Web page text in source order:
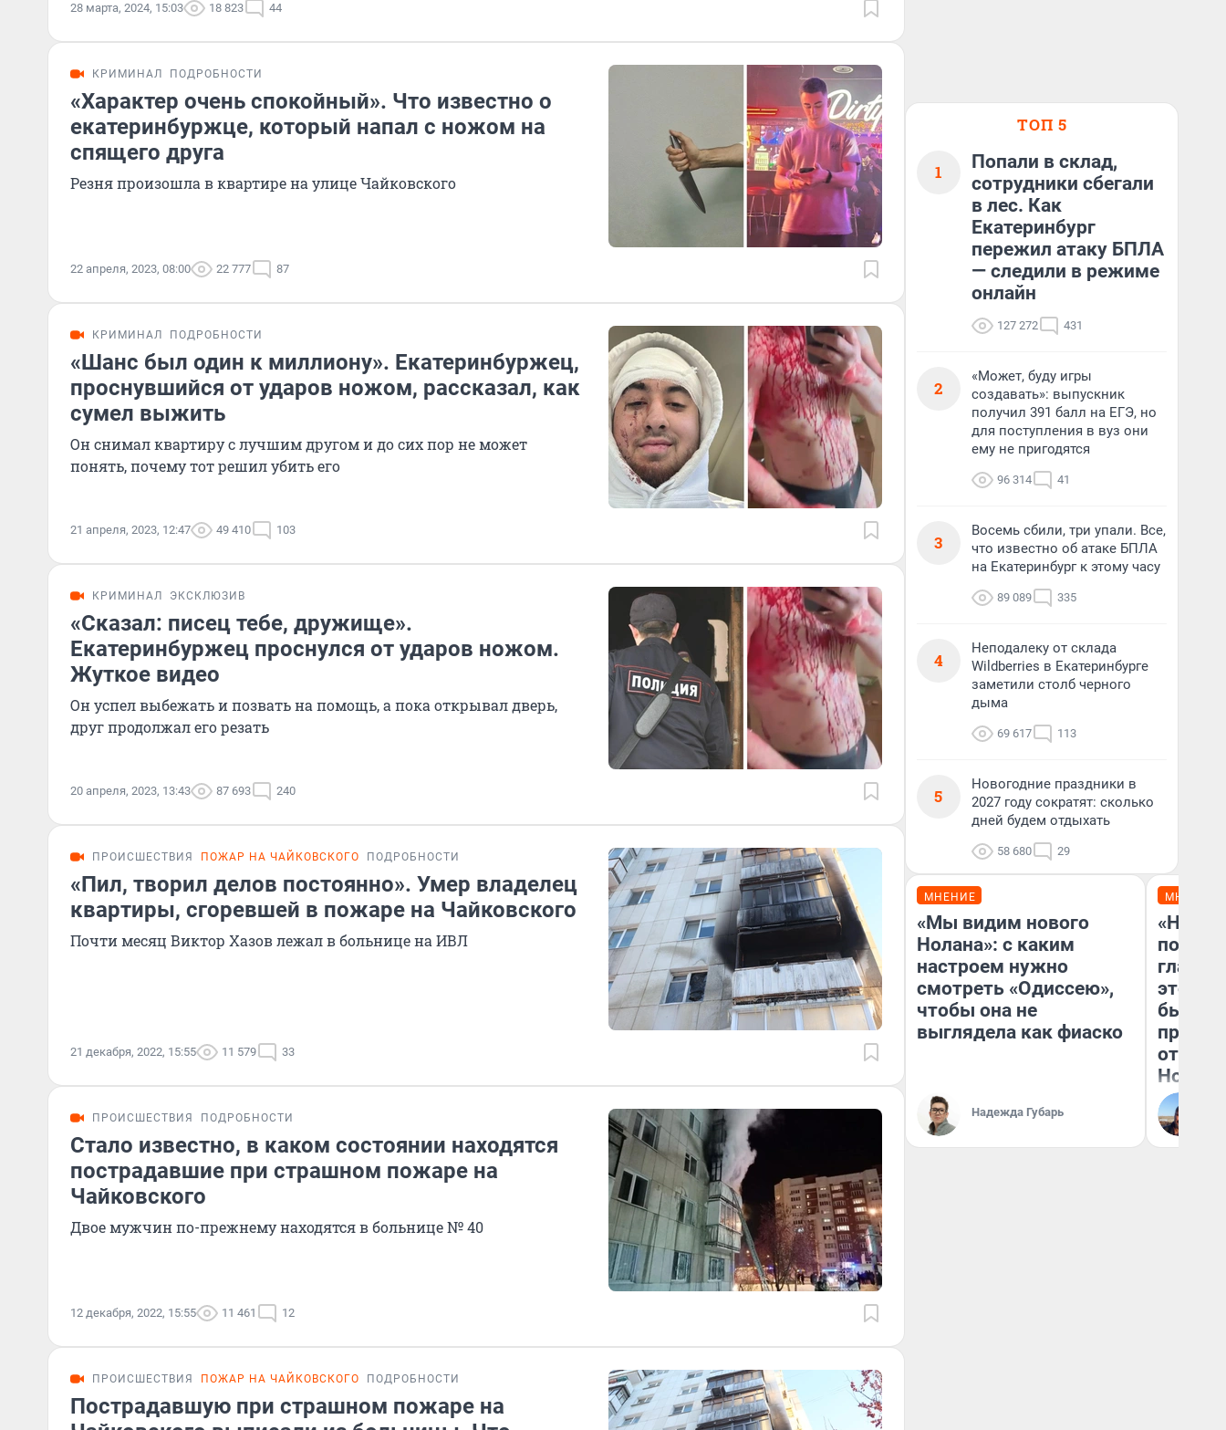
28 марта, 2024, 15:03 18 823 44
КРИМИНАЛ ПОДРОБНОСТИ
«Характер очень спокойный». Что известно о
екатеринбуржце, который напал с ножом на
спящего друга
Резня произошла в квартире на улице Чайковского
22 апреля, 2023, 08:00 22 777 87
КРИМИНАЛ ПОДРОБНОСТИ
«Шанс был один к миллиону». Екатеринбуржец,
проснувшийся от ударов ножом, рассказал, как
сумел выжить
Он снимал квартиру с лучшим другом и до сих пор не может
понять, почему тот решил убить его
21 апреля, 2023, 12:47 49 410 103
КРИМИНАЛ ЭКСКЛЮЗИВ
«Сказал: писец тебе, дружище».
Екатеринбуржец проснулся от ударов ножом.
Жуткое видео
Он успел выбежать и позвать на помощь, а пока открывал дверь,
друг продолжал его резать
20 апреля, 2023, 13:43 87 693 240
ПРОИСШЕСТВИЯ ПОЖАР НА ЧАЙКОВСКОГО ПОДРОБНОСТИ
«Пил, творил делов постоянно». Умер владелец
квартиры, сгоревшей в пожаре на Чайковского
Почти месяц Виктор Хазов лежал в больнице на ИВЛ
21 декабря, 2022, 15:55 11 579 33
ПРОИСШЕСТВИЯ ПОДРОБНОСТИ
Стало известно, в каком состоянии находятся
пострадавшие при страшном пожаре на
Чайковского
Двое мужчин по-прежнему находятся в больнице № 40
12 декабря, 2022, 15:55 11 461 12
ПРОИСШЕСТВИЯ ПОЖАР НА ЧАЙКОВСКОГО ПОДРОБНОСТИ
Пострадавшую при страшном пожаре на
ТОП 5
1
Попали в склад,
сотрудники сбегали
в лес. Как
Екатеринбург
пережил атаку БПЛА
— следили в режиме
онлайн
127 272 431
2
«Может, буду игры
создавать»: выпускник
получил 391 балл на ЕГЭ, но
для поступления в вуз они
ему не пригодятся
96 314 41
3
Восемь сбили, три упали. Все,
что известно об атаке БПЛА
на Екатеринбург к этому часу
89 089 335
4
Неподалеку от склада
Wildberries в Екатеринбурге
заметили столб черного
дыма
69 617 113
5
Новогодние праздники в
2027 году сократят: сколько
дней будем отдыхать
58 680 29
МНЕНИЕ
«Мы видим нового
Нолана»: с каким
настроем нужно
смотреть «Одиссею»,
чтобы она не
выглядела как фиаско
Надежда Губарь
МНЕНИЕ
этого
бьет
отзыв
Нолана